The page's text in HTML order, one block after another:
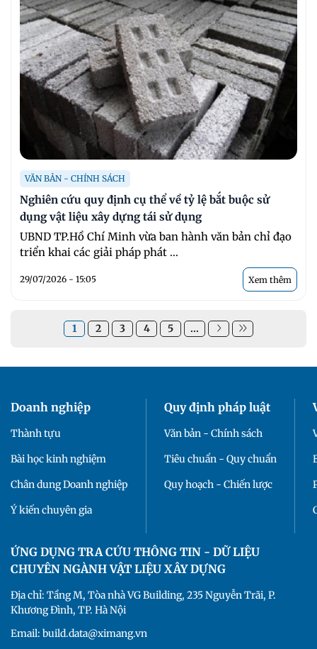
VĂN BẢN - CHÍNH SÁCH
Nghiên cứu quy định cụ thể về tỷ lệ bắt buộc sử
dụng vật liệu xây dựng tái sử dụng
UBND TP.Hồ Chí Minh vừa ban hành văn bản chỉ đạo
triển khai các giải pháp phát ...
29/07/2026 - 15:05 Xem thêm
1 2 3 4 5 ...
Doanh nghiệp
Thành tựu
Bài học kinh nghiệm
Chân dung Doanh nghiệp
Ý kiến chuyên gia
Quy định pháp luật
Văn bản - Chính sách
Tiêu chuẩn - Quy chuẩn
Quy hoạch - Chiến lược
ỨNG DỤNG TRA CỨU THÔNG TIN - DỮ LIỆU
CHUYÊN NGÀNH VẬT LIỆU XÂY DỰNG
Địa chỉ: Tầng M, Tòa nhà VG Building, 235 Nguyễn Trãi, P.
Khương Đình, TP. Hà Nội
Email: build.data@ximang.vn